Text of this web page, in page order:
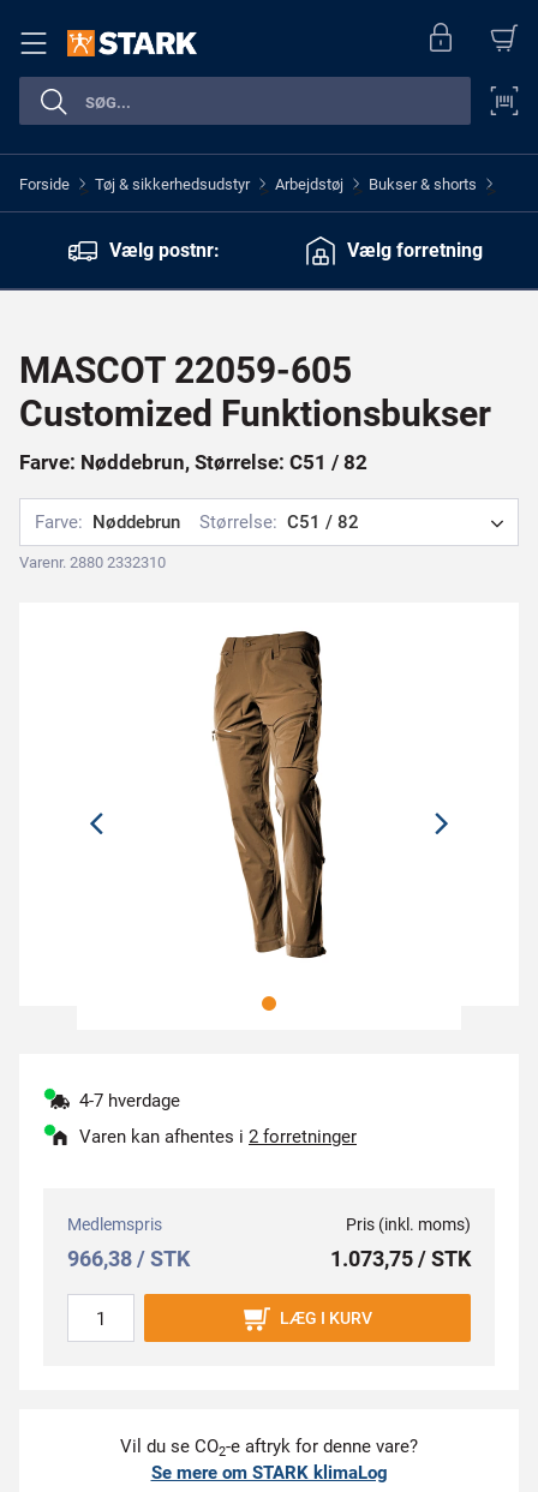
Forside > Tøj & sikkerhedsudstyr > Arbejdstøj > Bukser & shorts >
Vælg postnr: Vælg forretning
MASCOT 22059-605
Customized Funktionsbukser
Farve: Nøddebrun, Størrelse: C51 / 82
Farve: Nøddebrun Størrelse: C51 / 82
Varenr. 2880 2332310
4-7 hverdage
Varen kan afhentes i 2 forretninger
Medlemspris
966,38 / STK
Pris (inkl. moms)
1.073,75 / STK
LÆG I KURV
Vil du se CO2-e aftryk for denne vare?
Se mere om STARK klimaLog